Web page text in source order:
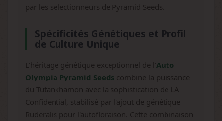
par les sélectionneurs de Pyramid Seeds.
Spécificités Génétiques et Profil
de Culture Unique
L'héritage génétique exceptionnel de l'Auto
Olympia Pyramid Seeds combine la puissance
du Tutankhamon avec la sophistication de LA
Confidential, stabilisé par l'ajout de génétique
Ruderalis pour l'autofloraison. Cette combinaison